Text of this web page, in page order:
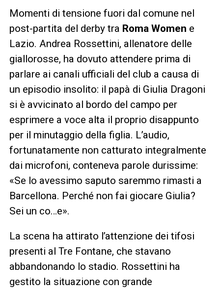
Momenti di tensione fuori dal comune nel
post-partita del derby tra Roma Women e
Lazio. Andrea Rossettini, allenatore delle
giallorosse, ha dovuto attendere prima di
parlare ai canali ufficiali del club a causa di
un episodio insolito: il papà di Giulia Dragoni
si è avvicinato al bordo del campo per
esprimere a voce alta il proprio disappunto
per il minutaggio della figlia. L’audio,
fortunatamente non catturato integralmente
dai microfoni, conteneva parole durissime:
«Se lo avessimo saputo saremmo rimasti a
Barcellona. Perché non fai giocare Giulia?
Sei un co…e».
La scena ha attirato l’attenzione dei tifosi
presenti al Tre Fontane, che stavano
abbandonando lo stadio. Rossettini ha
gestito la situazione con grande